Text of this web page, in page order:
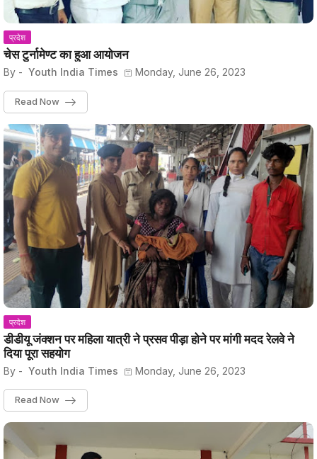
प्रदेश
चेस टुर्नामेण्ट का हुआ आयोजन
By - Youth India Times Monday, June 26, 2023
Read Now
प्रदेश
डीडीयू जंक्शन पर महिला यात्री ने प्रसव पीड़ा होने पर मांगी मदद रेलवे ने
दिया पूरा सहयोग
By - Youth India Times Monday, June 26, 2023
Read Now